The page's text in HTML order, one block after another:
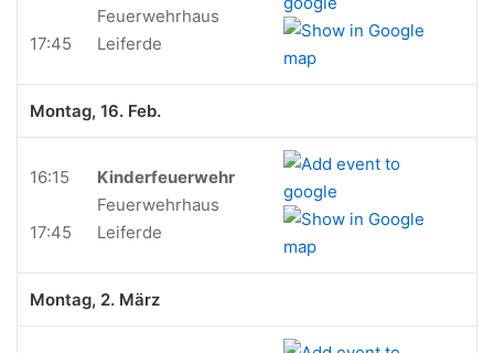
17:45
Feuerwehrhaus
Leiferde
Montag, 16. Feb.
16:15
17:45
Kinderfeuerwehr
Feuerwehrhaus
Leiferde
Montag, 2. März